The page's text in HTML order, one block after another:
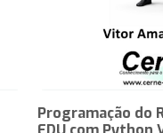
Programação do